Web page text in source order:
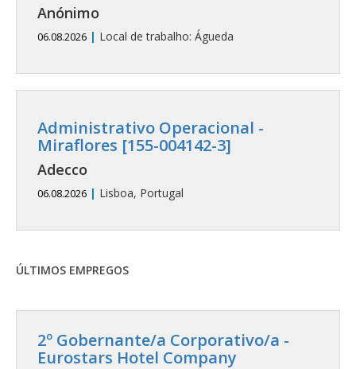
Anónimo
06.08.2026 | Local de trabalho: Águeda
Administrativo Operacional -
Miraflores [155-004142-3]
Adecco
06.08.2026 | Lisboa, Portugal
ÚLTIMOS EMPREGOS
2º Gobernante/a Corporativo/a -
Eurostars Hotel Company